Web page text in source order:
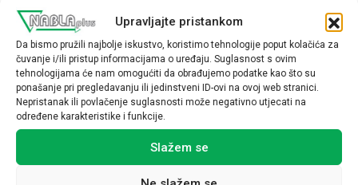
Upravljajte pristankom
Da bismo pružili najbolje iskustvo, koristimo tehnologije poput kolačića za
čuvanje i/ili pristup informacijama o uređaju. Suglasnost s ovim
tehnologijama će nam omogućiti da obrađujemo podatke kao što su
ponašanje pri pregledavanju ili jedinstveni ID-ovi na ovoj web stranici.
Nepristanak ili povlačenje suglasnosti može negativno utjecati na
određene karakteristike i funkcije.
Slažem se
Krivulja
B
Prekidna moć
6kA
Tip opreme / uređaja
Minijaturni automatski prekidač